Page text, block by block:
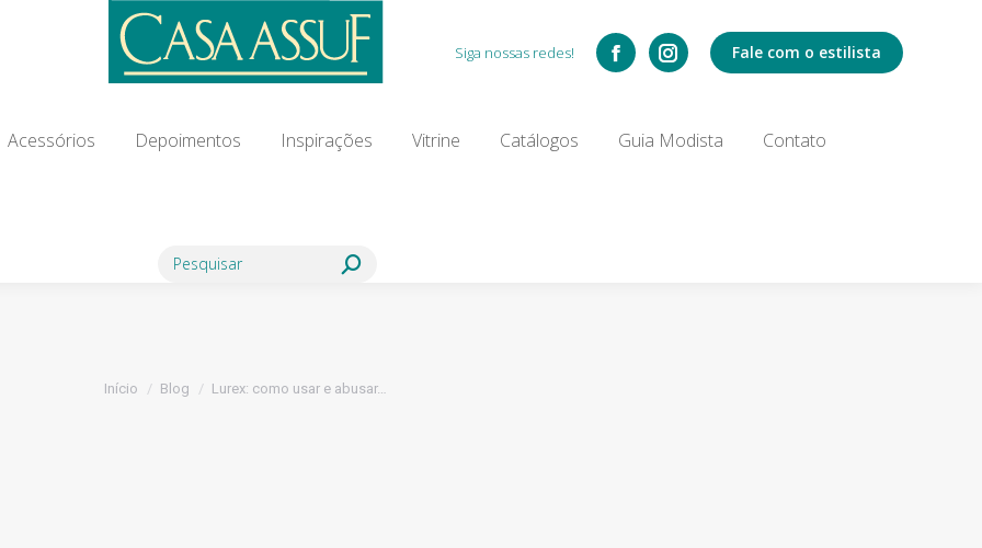
Siga nossas redes! Fale com o estilista
Acessórios Depoimentos Inspirações Vitrine Catálogos Guia Modista Contato
Search:
Você está aqui:
Início Blog Lurex: como usar e abusar…
Depoimentos Inspirações
Search: